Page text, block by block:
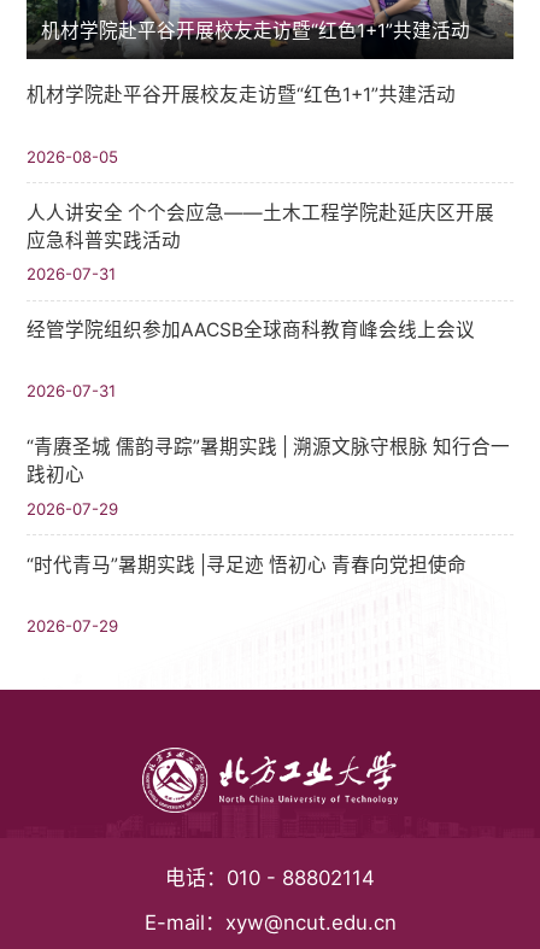
机材学院赴平谷开展校友走访暨“红色1+1”共建活动
机材学院赴平谷开展校友走访暨“红色1+1”共建活动
2026-08-05
人人讲安全 个个会应急——土木工程学院赴延庆区开展
应急科普实践活动
2026-07-31
经管学院组织参加AACSB全球商科教育峰会线上会议
2026-07-31
“青赓圣城 儒韵寻踪”暑期实践​ | 溯源文脉守根脉 知行合一
践初心
2026-07-29
“时代青马”暑期实践 |寻足迹 悟初心 青春向党担使命
2026-07-29
电话： 010 - 88802114
E-mail： xyw@ncut.edu.cn